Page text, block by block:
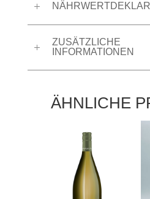
ZUSÄTZLICHE
INFORMATIONEN
ÄHNLICHE